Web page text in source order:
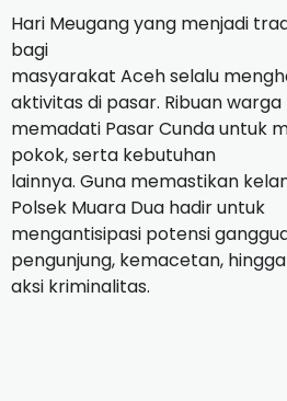
Hari Meugang yang menjadi
bagi
masyarakat Aceh selalu
aktivitas di pasar. Ribuan warga
memadati Pasar Cunda untuk
pokok, serta kebutuhan
lainnya. Guna memastikan
Polsek Muara Dua hadir untuk
mengantisipasi potensi
pengunjung, kemacetan, hingga
aksi kriminalitas.